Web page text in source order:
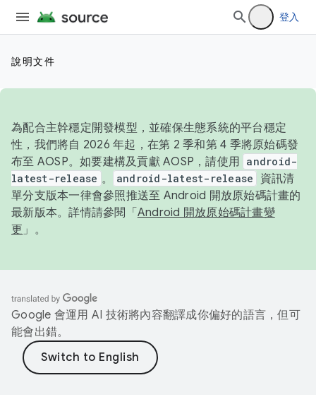
登入
說明文件
為配合主幹穩定開發模型，並確保生態系統的平台穩定
性，我們將自 2026 年起，在第 2 季和第 4 季將原始碼發
布至 AOSP。如要建構及貢獻 AOSP，請使用 android-
latest-release 。 android-latest-release
資訊清
單分支版本一律會參照推送至 Android 開放原始碼計畫的
最新版本。詳情請參閱「 Android 開放原始碼計畫變
更 」。
Google 會運用 AI 技術將內容翻譯成你偏好的語言，但可
能會出錯。